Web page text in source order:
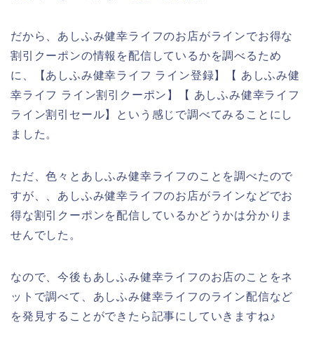
だから、あしふみ健幸ライフのお店がラインでお得な
割引クーポンの情報を配信しているかを調べるため
に、【あしふみ健幸ライフ ライン登録】【 あしふみ健
幸ライフ ライン割引クーポン】【 あしふみ健幸ライフ
ライン割引セール】という感じで調べてみることにし
ました。
ただ、色々とあしふみ健幸ライフのことを調べたので
すが、、あしふみ健幸ライフのお店がラインなどでお
得な割引クーポンを配信しているかどうかは分かりま
せんでした。
なので、今後もあしふみ健幸ライフのお店のことをネ
ットで調べて、あしふみ健幸ライフのライン配信など
を発見することができたら記事にしていきますね♪